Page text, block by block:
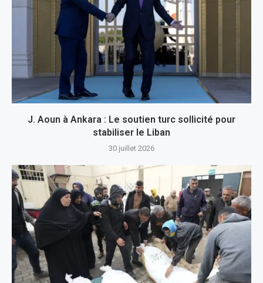
J. Aoun à Ankara : Le soutien turc sollicité pour
stabiliser le Liban
30 juillet 2026